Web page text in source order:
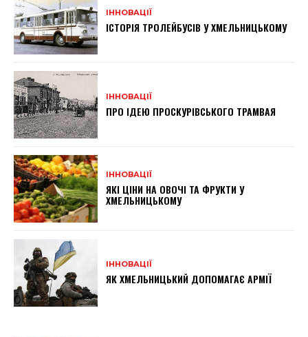
ІННОВАЦІЇ
ІСТОРІЯ ТРОЛЕЙБУСІВ У ХМЕЛЬНИЦЬКОМУ
ІННОВАЦІЇ
ПРО ІДЕЮ ПРОСКУРІВСЬКОГО ТРАМВАЯ
ІННОВАЦІЇ
ЯКІ ЦІНИ НА ОВОЧІ ТА ФРУКТИ У
ХМЕЛЬНИЦЬКОМУ
ІННОВАЦІЇ
ЯК ХМЕЛЬНИЦЬКИЙ ДОПОМАГАЄ АРМІЇ